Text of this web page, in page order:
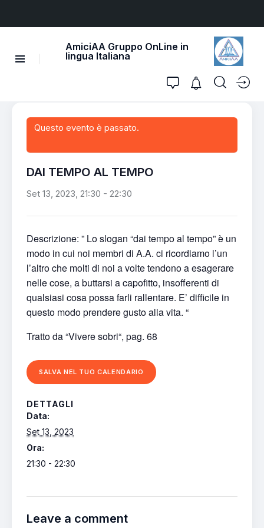
AmiciAA Gruppo OnLine in
lingua Italiana
Questo evento è passato.
DAI TEMPO AL TEMPO
Set 13, 2023, 21:30 - 22:30
Descrizione: ” Lo slogan “dai tempo al tempo” è un
modo in cui noi membri di A.A. ci ricordiamo l’un
l’altro che molti di noi a volte tendono a esagerare
nelle cose, a buttarsi a capofitto, insofferenti di
qualsiasi cosa possa farli rallentare. E’ difficile in
questo modo prendere gusto alla vita. “
Tratto da “Vivere sobri“, pag. 68
SALVA NEL TUO CALENDARIO
DETTAGLI
Data:
Set 13, 2023
Ora:
21:30 - 22:30
Leave a comment